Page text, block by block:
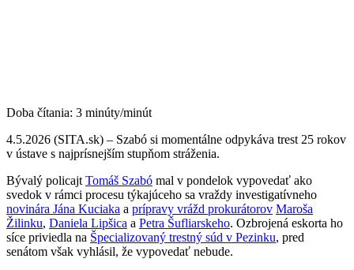
Doba čítania: 3 minúty/minút
4.5.2026 (SITA.sk) – Szabó si momentálne odpykáva trest 25 rokov
v ústave s najprísnejším stupňom stráženia.
Bývalý policajt Tomáš Szabó mal v pondelok vypovedať ako
svedok v rámci procesu týkajúceho sa vraždy investigatívneho
novinára Jána Kuciaka a prípravy vrážd prokurátorov Maroša
Žilinku, Daniela Lipšica a Petra Šufliarskeho. Ozbrojená eskorta ho
síce priviedla na Špecializovaný trestný súd v Pezinku, pred
senátom však vyhlásil, že vypovedať nebude.